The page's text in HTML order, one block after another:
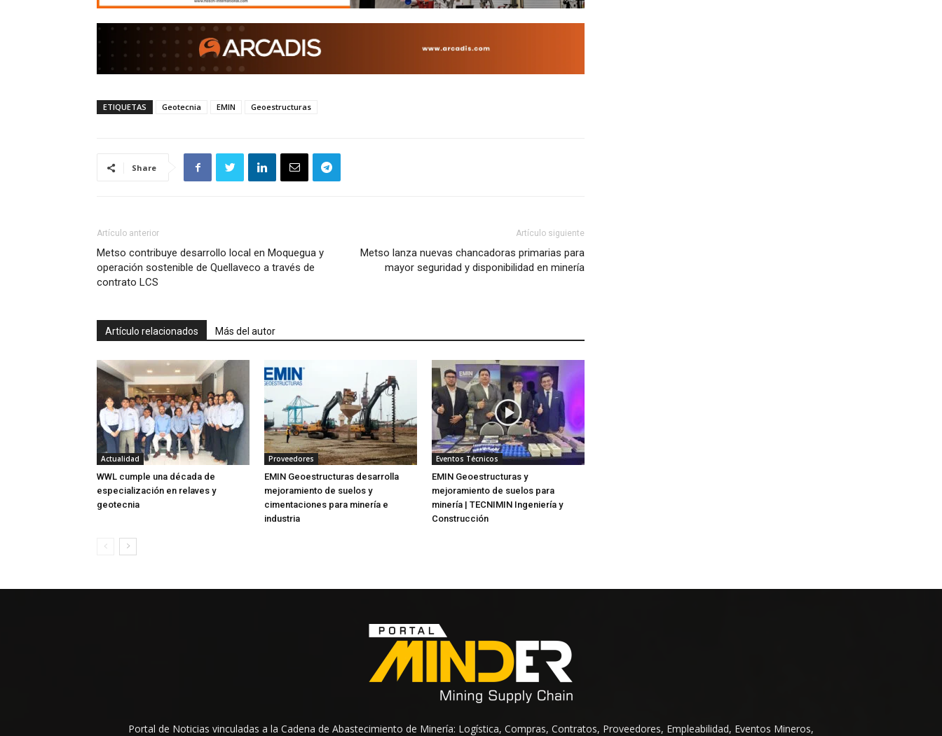
ETIQUETAS Geotecnia EMIN Geoestructuras
Share
Artículo anterior
Metso contribuye desarrollo local en Moquegua y
operación sostenible de Quellaveco a través de
contrato LCS
Artículo siguiente
Metso lanza nuevas chancadoras primarias para
mayor seguridad y disponibilidad en minería
Artículo relacionados Más del autor
Actualidad
WWL cumple una década de
especialización en relaves y
geotecnia
Proveedores
EMIN Geoestructuras desarrolla
mejoramiento de suelos y
cimentaciones para minería e
industria
Eventos Técnicos
EMIN Geoestructuras y
mejoramiento de suelos para
minería | TECNIMIN Ingeniería y
Construcción
Portal de Noticias vinculadas a la Cadena de Abastecimiento de Minería: Logística, Compras, Contratos, Proveedores, Empleabilidad, Eventos Mineros,